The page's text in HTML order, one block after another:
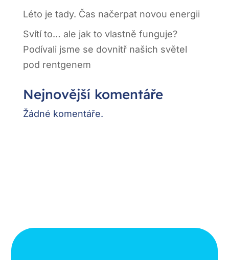
Léto je tady. Čas načerpat novou energii
Svítí to… ale jak to vlastně funguje?
Podívali jsme se dovnitř našich světel
pod rentgenem
Nejnovější komentáře
Žádné komentáře.